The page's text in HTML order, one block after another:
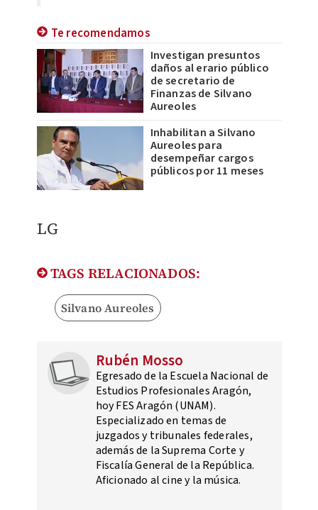
Te recomendamos
Investigan presuntos
daños al erario público
de secretario de
Finanzas de Silvano
Aureoles
Inhabilitan a Silvano
Aureoles para
desempeñar cargos
públicos por 11 meses
LG
TAGS RELACIONADOS:
Silvano Aureoles
Rubén Mosso
Egresado de la Escuela Nacional de
Estudios Profesionales Aragón,
hoy FES Aragón (UNAM).
Especializado en temas de
juzgados y tribunales federales,
además de la Suprema Corte y
Fiscalía General de la República.
Aficionado al cine y la música.